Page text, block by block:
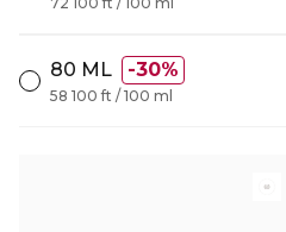
80 ML 30%
58 100 ft / 100 ml